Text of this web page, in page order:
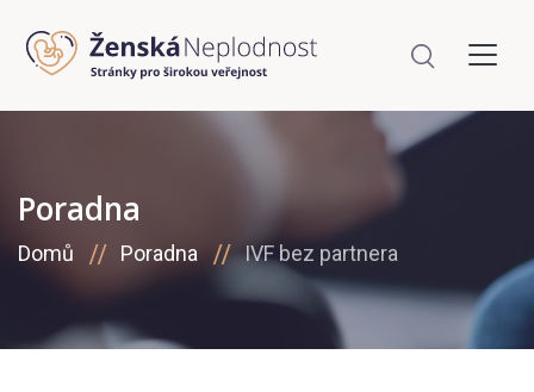
Poradna
Domů Poradna IVF bez partnera